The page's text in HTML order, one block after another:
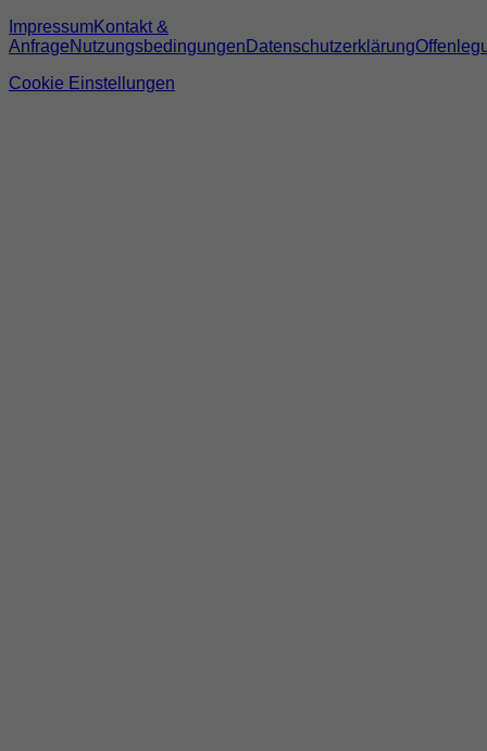
ImpressumKontakt &
AnfrageNutzungsbedingungen Datenschutzerklärung
Cookie Einstellungen